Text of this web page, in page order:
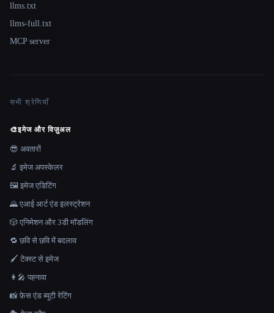
llms.txt
llms-full.txt
MCP server
सभी श्रेणियाँ
🎨इमेज और विज़ुअल
😎 अवतारों
🔬 इमेज अपस्केलर
🖼️ इमेज एडिटिंग
🌄 एआई आर्ट एंड इलस्ट्रेशन
🎲 एनिमेशन और 3डी मॉडलिंग
🔁 छवि से छवि में बदलाव
🖌️ टेक्स्ट से इमेज
👩‍🎤 पहनावा
📸 फ़ेस एंड ब्यूटी रेटिंग